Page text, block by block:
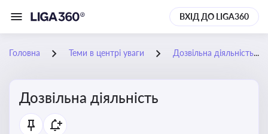
ВХІД ДО LIGA360
Головна Теми в центрі уваги Дозвільна діяльність
Дозвільна діяльність